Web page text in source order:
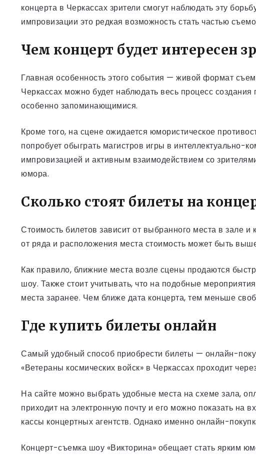
концерта в Черкассах зрители смогут наблюдать эту
импровизации это редкая возможность стать частью
Чем концерт будет интересен
Главная особенность этого события — живой формат
Черкассах можно будет наблюдать весь процесс
особенно запоминающимися.
Кроме того, на сцене ожидается юмористическое
попробует обыграть магистров игры в
импровизацией и активным взаимодействием со
юмора.
Сколько стоят билеты на
Стоимость билетов зависит от выбранного места в зале
от ряда и расположения места стоимость может быть
Как правило, ближние места возле сцены продаются
шоу. Также стоит учитывать, что на подобные
места заранее. Чем ближе дата концерта, тем меньше
Где купить билеты онлайн
Самый удобный способ приобрести билеты — онлайн-
«Ветераны космических войск» в Черкассах проходит
На сайте можно выбрать удобные места на схеме зала,
приходит на электронную почту и его можно показать на
кассы концертных агентств. Однако именно онлайн-
Концерт-съемка шоу «Викторина» обещает стать ярким